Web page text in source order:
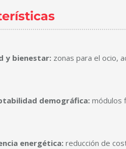
y bienestar: zonas para el ocio,
demográfica: módulos
energética: reducción de